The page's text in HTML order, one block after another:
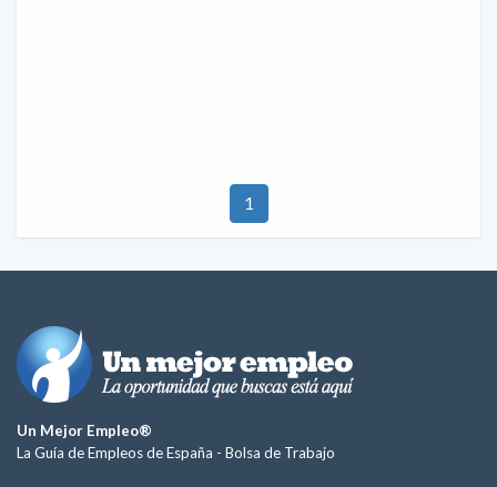
1
Un Mejor Empleo®
La Guía de Empleos de España - Bolsa de Trabajo